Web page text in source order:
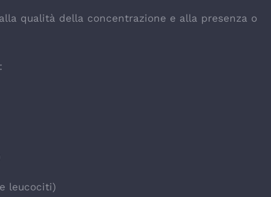
qualità della concentrazione e alla presenza o
leucociti)